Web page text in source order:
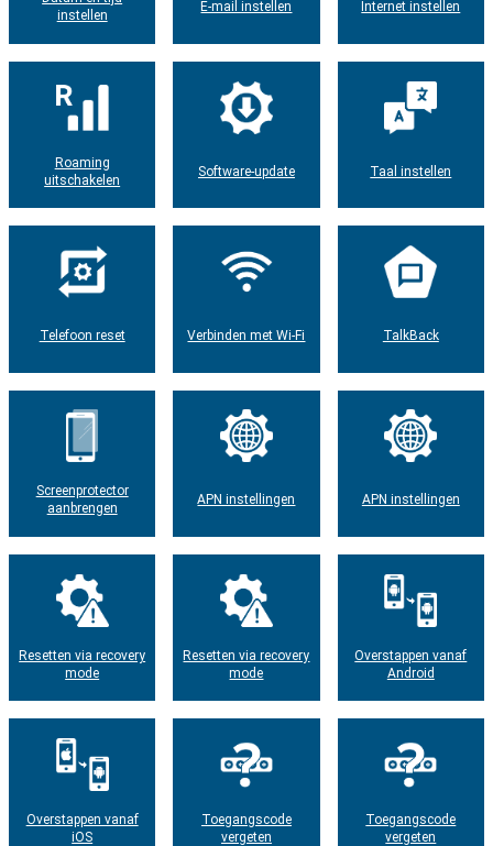
instellen
E-mail instellen Internet instellen
Roaming
uitschakelen
Software-update Taal instellen
Telefoon reset Verbinden met Wi-Fi TalkBack
Screenprotector
aanbrengen
APN instellingen APN instellingen
Resetten via recovery
mode
Resetten via recovery
mode
Overstappen vanaf
Android
Overstappen vanaf
iOS
Toegangscode
vergeten
Toegangscode
vergeten